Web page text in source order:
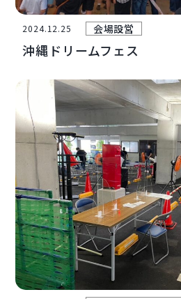
2024.12.25 会場設営
沖縄ドリームフェス